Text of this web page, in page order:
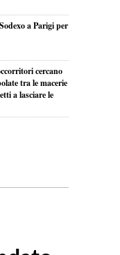
a Parigi per
cercano
tra le macerie
a lasciare le